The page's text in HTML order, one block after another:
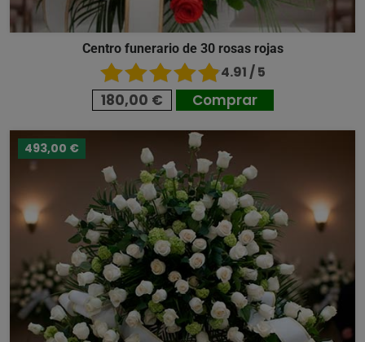
Centro funerario de 30 rosas rojas
4.91 / 5
180,00 € Comprar
493,00 €